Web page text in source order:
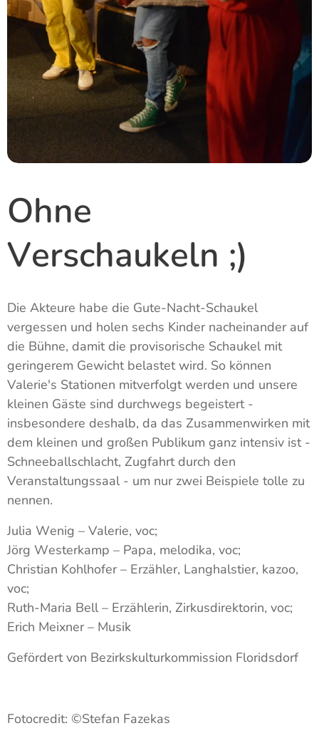
Ohne
Verschaukeln ;)
Die Akteure habe die Gute-Nacht-Schaukel
vergessen und holen sechs Kinder nacheinander auf
die Bühne, damit die provisorische Schaukel mit
geringerem Gewicht belastet wird. So können
Valerie's Stationen mitverfolgt werden und unsere
kleinen Gäste sind durchwegs begeistert -
insbesondere deshalb, da das Zusammenwirken mit
dem kleinen und großen Publikum ganz intensiv ist -
Schneeballschlacht, Zugfahrt durch den
Veranstaltungssaal - um nur zwei Beispiele tolle zu
nennen.
Julia Wenig – Valerie, voc;
Jörg Westerkamp – Papa, melodika, voc;
Christian Kohlhofer – Erzähler, Langhalstier, kazoo,
voc;
Ruth-Maria Bell – Erzählerin, Zirkusdirektorin, voc;
Erich Meixner – Musik
Gefördert von Bezirkskulturkommission Floridsdorf
Fotocredit: ©Stefan Fazekas